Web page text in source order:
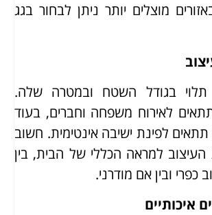
מוצלים יותר ניתן לבחור בגג
תלוי בגודל השטח ובמטרה שלה.
לאירוח משפחה וחברים, בעוד
לפינת ישיבה אינטימית. חשוב
למראה הכללי של הבית, בין
כפרי ובין אם מודרני.
איכותיים